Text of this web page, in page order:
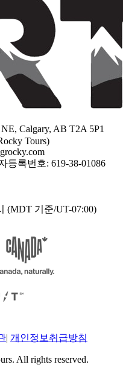
Calgary, AB T2A 5P1
Tours)
등록번호: 619-38-01086
(MDT 기준/UT-07:00)
| 개인정보취급방침
All rights reserved.